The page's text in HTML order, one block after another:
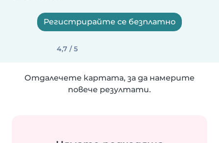
Регистрирайте се безплатно
4,7 / 5
Отдалечете картата, за да намерите
повече резултати.